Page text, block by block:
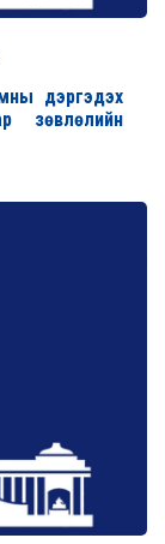
дэргэдэх
зөвлөлийн